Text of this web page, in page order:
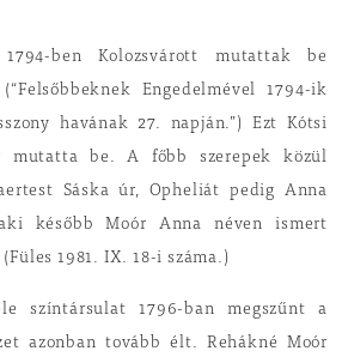
ben Kolozsvárott mutattak be
Engedelmével 1794-ik
havának 27. napján.”) Ezt Kótsi
mutatta be. A főbb szerepek közül
Sáska úr, Opheliát pedig Anna
később Moór Anna néven ismert
1981. IX. 18-i száma.)
színtársulat 1796-ban megszűnt a
azonban tovább élt. Rehákné Moór